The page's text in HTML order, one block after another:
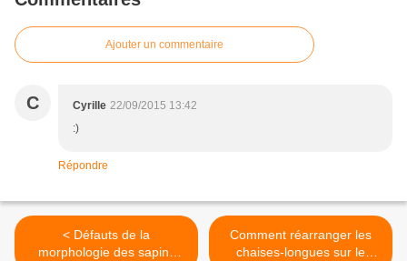
Ajouter un commentaire
C Cyrille 22/09/2015 13:42
:)
Répondre
< Défauts de la
morphologie des sapins
Comment réarranger les
chaises-longues sur le